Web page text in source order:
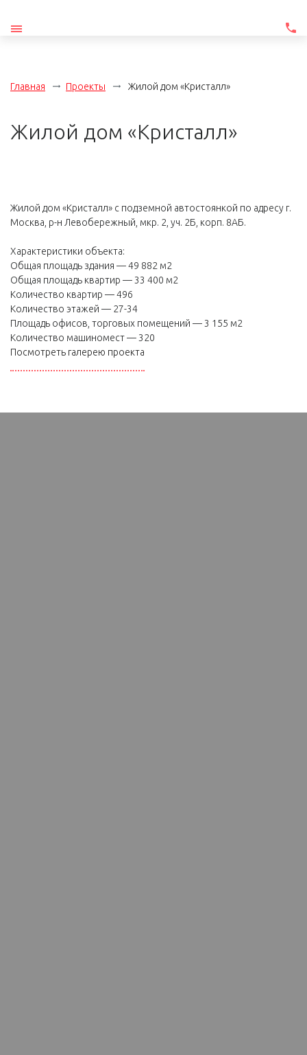
Главная Проекты Жилой дом «Кристалл»
Жилой дом «Кристалл»
Жилой дом «Кристалл» с подземной автостоянкой по адресу г.
Москва, р-н Левобережный, мкр. 2, уч. 2Б, корп. 8АБ.
Характеристики объекта:
Общая площадь здания — 49 882 м2
Общая площадь квартир — 33 400 м2
Количество квартир — 496
Количество этажей — 27-34
Площадь офисов, торговых помещений — 3 155 м2
Количество машиномест — 320
Посмотреть галерею проекта